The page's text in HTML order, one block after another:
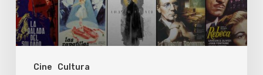
Cine Cultura
Toma